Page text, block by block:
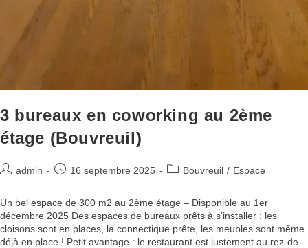
3 bureaux en coworking au 2ème
étage (Bouvreuil)
admin 16 septembre 2025 Bouvreuil / Espace
Un bel espace de 300 m2 au 2ème étage – Disponible au 1er
décembre 2025 Des espaces de bureaux prêts à s’installer : les
cloisons sont en places, la connectique prête, les meubles sont même
déjà en place ! Petit avantage : le restaurant est justement au rez-de-